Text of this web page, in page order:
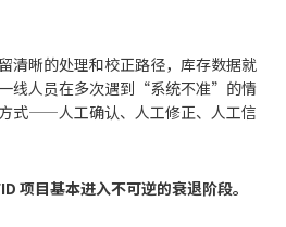
清晰的处理和校正路径，库存数据就
线人员在多次遇到“系统不准”的情
式——人工确认、人工修正、人工信
项目基本进入不可逆的衰退阶段。